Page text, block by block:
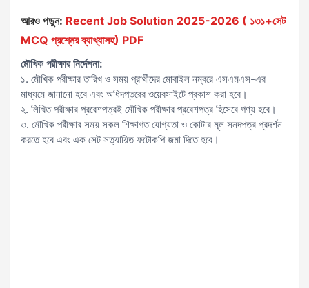
আরও পড়ুন: Recent Job Solution 2025-2026 ( ১৩১+সেট
MCQ প্রশ্নের ব্যাখ্যাসহ) PDF
মৌখিক পরীক্ষার নির্দেশনা:
১. মৌখিক পরীক্ষার তারিখ ও সময় প্রার্থীদের মোবাইল নম্বরে এসএমএস-এর
মাধ্যমে জানানো হবে এবং অধিদপ্তরের ওয়েবসাইটে প্রকাশ করা হবে।
২. লিখিত পরীক্ষার প্রবেশপত্রই মৌখিক পরীক্ষার প্রবেশপত্র হিসেবে গণ্য হবে।
৩. মৌখিক পরীক্ষার সময় সকল শিক্ষাগত যোগ্যতা ও কোটার মূল সনদপত্র প্রদর্শন
করতে হবে এবং এক সেট সত্যায়িত ফটোকপি জমা দিতে হবে।